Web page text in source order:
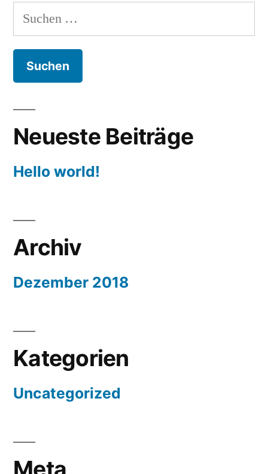
Suchen
nach:
Neueste Beiträge
Hello world!
Archiv
Dezember 2018
Kategorien
Uncategorized